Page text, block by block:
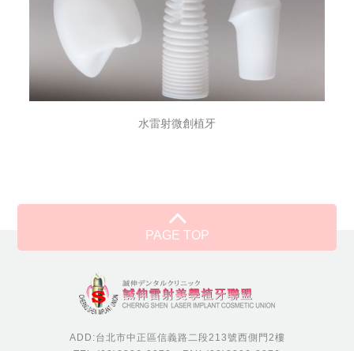
水雷射微創植牙
PAGE TOP
ADD:台北市中正區信義路二段213號西側門2樓